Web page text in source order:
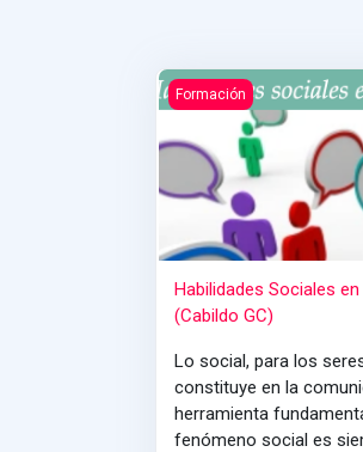
Habilidades Sociales en
Formación
Habilidades Sociales
(Cabildo GC)
Lo social, para los
constituye en la
herramienta
fenómeno social es